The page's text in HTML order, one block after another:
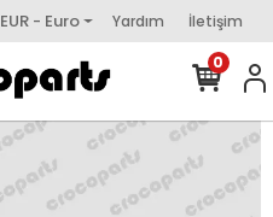
EUR - Euro Yardım İletişim
0